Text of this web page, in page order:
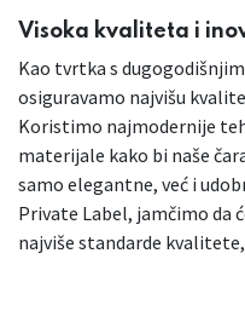
Visoka kvaliteta i
Kao tvrtka s
osiguravamo najvišu
Koristimo najmodernije
materijale kako bi naše
samo elegantne, već i
Private Label, jamčimo da
najviše standarde